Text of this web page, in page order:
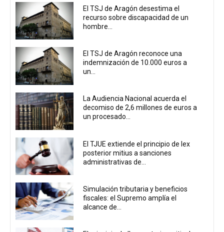
El TSJ de Aragón desestima el
recurso sobre discapacidad de un
hombre...
El TSJ de Aragón reconoce una
indemnización de 10.000 euros a
un...
La Audiencia Nacional acuerda el
decomiso de 2,6 millones de euros a
un procesado...
El TJUE extiende el principio de lex
posterior mitius a sanciones
administrativas de...
Simulación tributaria y beneficios
fiscales: el Supremo amplía el
alcance de...